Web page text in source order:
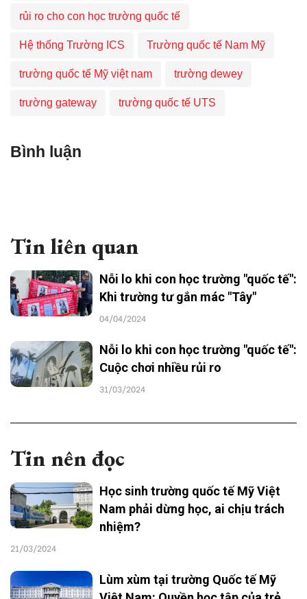
rủi ro cho con học trường quốc tế
Hệ thống Trường ICS Trường quốc tế Nam Mỹ
trường quốc tế Mỹ việt nam trường dewey
trường gateway trường quốc tế UTS
Bình luận
Tin liên quan
Nỗi lo khi con học trường "quốc tế":
Khi trường tư gắn mác "Tây"
04/04/2024
Nỗi lo khi con học trường "quốc tế":
Cuộc chơi nhiều rủi ro
31/03/2024
Tin nên đọc
Học sinh trường quốc tế Mỹ Việt
Nam phải dừng học, ai chịu trách
nhiệm?
21/03/2024
Lùm xùm tại trường Quốc tế Mỹ